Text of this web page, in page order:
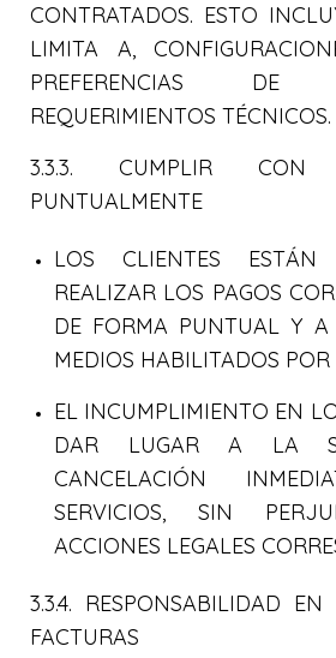
CONTRATADOS. ESTO
LIMITA A,
PREFERENCIAS
REQUERIMIENTOS TÉCNICOS.
3.3.3. CUMPLIR CON
PUNTUALMENTE
LOS CLIENTES ESTÁN
REALIZAR LOS PAGOS
DE FORMA PUNTUAL Y A
MEDIOS HABILITADOS POR
EL INCUMPLIMIENTO EN
DAR LUGAR A LA
CANCELACIÓN
SERVICIOS, SIN
ACCIONES LEGALES
3.3.4. RESPONSABILIDAD
FACTURAS